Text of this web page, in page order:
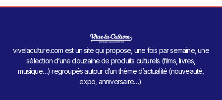
vivelaculture.com est un site qui propose, une fois par semaine, une
sélection d’une douzaine de produits culturels (films, livres,
musique…) regroupés autour d’un thème d’actualité (nouveauté,
expo, anniversaire…).